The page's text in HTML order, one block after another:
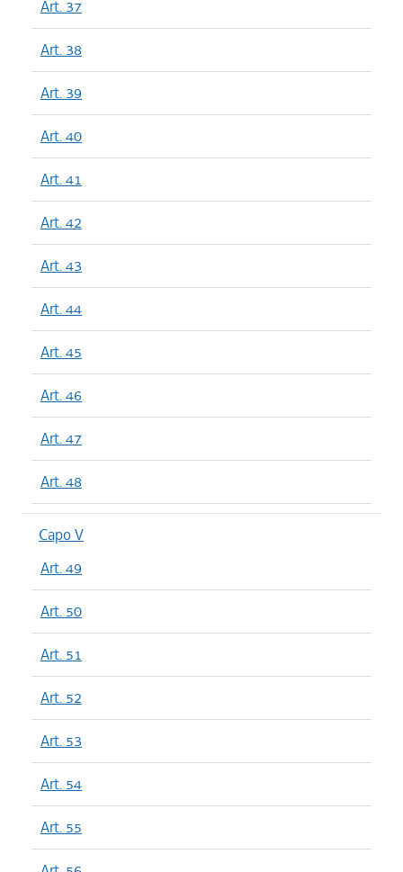
Art. 37
Art. 38
Art. 39
Art. 40
Art. 41
Art. 42
Art. 43
Art. 44
Art. 45
Art. 46
Art. 47
Art. 48
Capo V
Art. 49
Art. 50
Art. 51
Art. 52
Art. 53
Art. 54
Art. 55